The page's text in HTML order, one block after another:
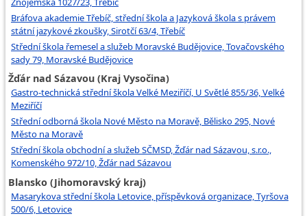
Bráfova akademie Třebíč, střední škola a Jazyková škola s právem
státní jazykové zkoušky, Sirotčí 63/4, Třebíč
Střední škola řemesel a služeb Moravské Budějovice, Tovačovského
sady 79, Moravské Budějovice
Žďár nad Sázavou (Kraj Vysočina)
Gastro-technická střední škola Velké Meziříčí, U Světlé 855/36, Velké
Meziříčí
Střední odborná škola Nové Město na Moravě, Bělisko 295, Nové
Město na Moravě
Střední škola obchodní a služeb SČMSD, Žďár nad Sázavou, s.r.o.,
Komenského 972/10, Žďár nad Sázavou
Blansko (Jihomoravský kraj)
Masarykova střední škola Letovice, příspěvková organizace, Tyršova
500/6, Letovice